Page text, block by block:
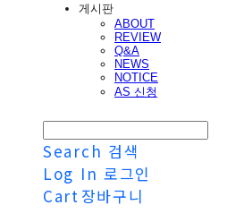
게시판
ABOUT
REVIEW
Q&A
NEWS
NOTICE
AS 신청
Search 검색
Log In 로그인
Cart 장바구니